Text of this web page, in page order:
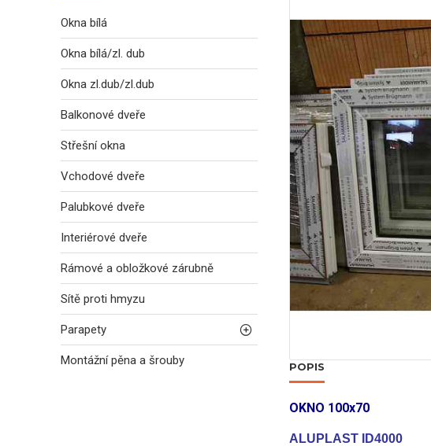
Okna bílá
Okna bílá/zl. dub
Okna zl.dub/zl.dub
Balkonové dveře
Střešní okna
Vchodové dveře
Palubkové dveře
Interiérové dveře
Rámové a obložkové zárubně
Sítě proti hmyzu
Parapety
Montážní pěna a šrouby POPIS
OKNO 100x70
ALUPLAST ID4000